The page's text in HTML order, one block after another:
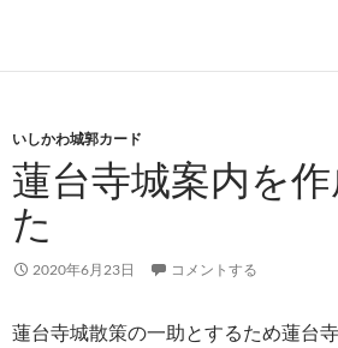
いしかわ城郭カード
蓮台寺城案内を
た
2020年6月23日 コメントする
蓮台寺城散策の一助とするため蓮台